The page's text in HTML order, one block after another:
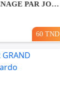
OFFRE FEMME DE MENAGE PAR JOUR A lafayette
60 TND